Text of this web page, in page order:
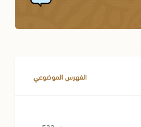
الفهرس الموضوعي